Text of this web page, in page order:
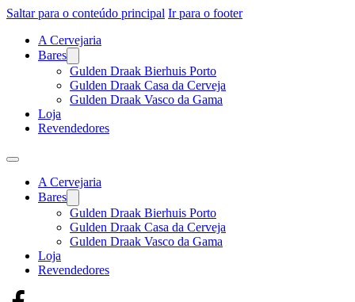
Saltar para o conteúdo principal Ir para o footer
A Cervejaria
Bares
Gulden Draak Bierhuis Porto
Gulden Draak Casa da Cerveja
Gulden Draak Vasco da Gama
Loja
Revendedores
A Cervejaria
Bares
Gulden Draak Bierhuis Porto
Gulden Draak Casa da Cerveja
Gulden Draak Vasco da Gama
Loja
Revendedores